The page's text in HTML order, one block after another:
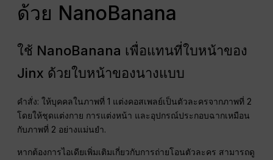
ด้วย NanoBanana
ใช้ NanoBanana เพื่อแทนที่ใบหน้าของ
Jinx ด้วยใบหน้าของนางแบบ
คำสั่ง: ให้บุคคลในภาพที่ 1 แต่งคอสเพลย์เป็นตัวละครจากภาพที่ 2
โดยให้ชุดแต่งกาย การแต่งหน้า และอุปกรณ์ประกอบฉากเหมือน
กับภาพที่ 2 อย่างแม่นยำ.
หากต้องการไอเดียเพิ่มเติมเกี่ยวกับการถ่ายโอนตัวละคร สามารถดู